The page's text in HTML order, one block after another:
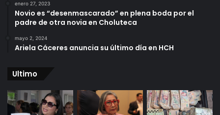
enero 27, 2023
Novio es “desenmascarado” en plena boda por el
padre de otra novia en Choluteca
mayo 2, 2024
Ariela Cáceres anuncia su último día en HCH
Ultimo